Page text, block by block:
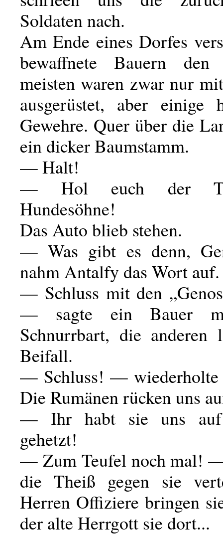
Soldaten nach.
Am Ende eines Dorfes
bewaffnete Bauern
meisten waren zwar nur
ausgerüstet, aber einige
Gewehre. Quer über die
ein dicker Baumstamm.
— Halt!
— Hol euch der
Hundesöhne!
Das Auto blieb stehen.
— Was gibt es denn,
nahm Antalfy das Wort auf.
— Schluss mit den
— sagte ein Bauer
Schnurrbart, die anderen
Beifall.
— Schluss! —
Die Rumänen rücken uns
— Ihr habt sie uns
gehetzt!
— Zum Teufel noch mal!
die Theiß gegen sie
Herren Offiziere bringen
der alte Herrgott sie dort...